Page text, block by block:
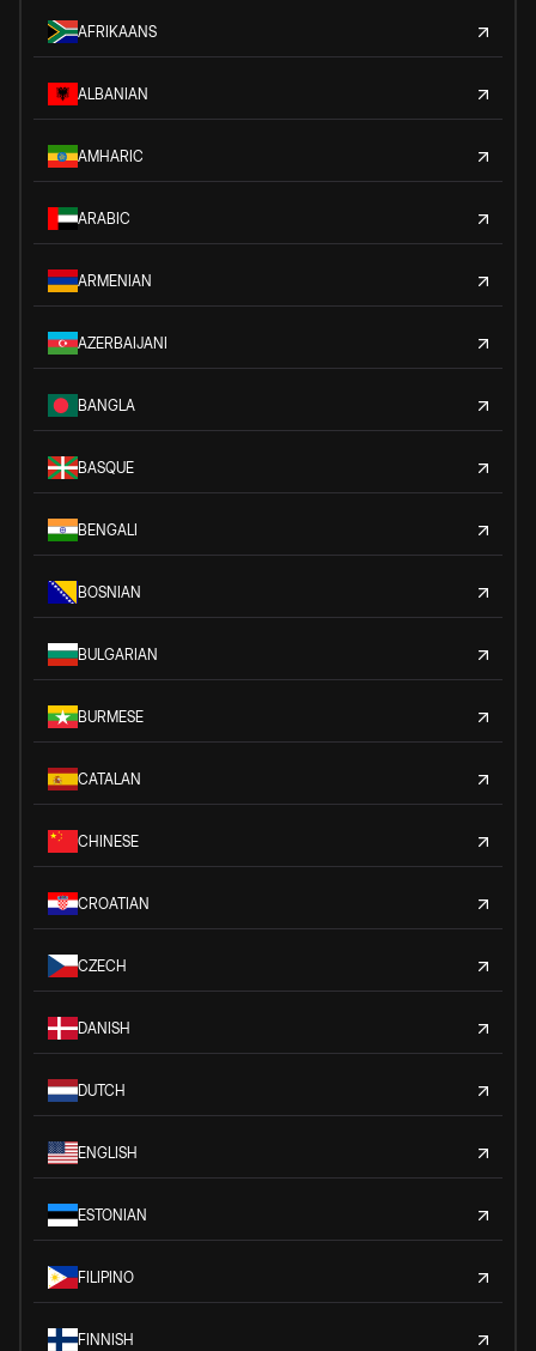
AFRIKAANS
ALBANIAN
AMHARIC
ARABIC
ARMENIAN
AZERBAIJANI
BANGLA
BASQUE
BENGALI
BOSNIAN
BULGARIAN
BURMESE
CATALAN
CHINESE
CROATIAN
CZECH
DANISH
DUTCH
ENGLISH
ESTONIAN
FILIPINO
FINNISH